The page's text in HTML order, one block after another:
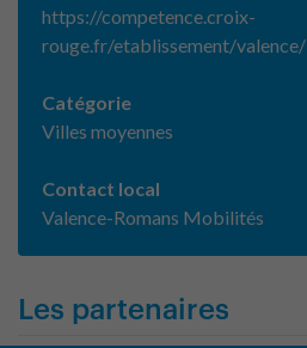
https://competence.croix-
rouge.fr/etablissement/valence/
Catégorie
Villes moyennes
Contact local
Valence-Romans Mobilités
Les partenaires